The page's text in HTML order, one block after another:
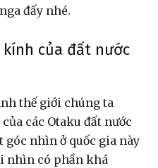
đấy nhé.
của đất nước
thế giới chúng ta
các Otaku đất nước
góc nhìn ở quốc gia này
nhìn có phần khá